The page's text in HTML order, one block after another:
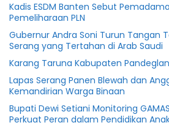
Kadis ESDM Banten Sebut
Pemeliharaan PLN
Gubernur Andra Soni Turun Tangan
Serang yang Tertahan di Arab Saudi
Karang Taruna Kabupaten
Lapas Serang Panen Blewah dan
Kemandirian Warga Binaan
Bupati Dewi Setiani Monitoring
Perkuat Peran dalam Pendidikan